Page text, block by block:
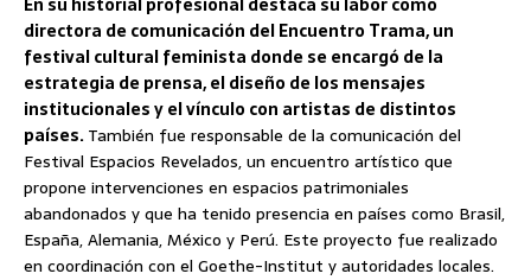
directora de comunicación del Encuentro Trama, un
festival cultural feminista donde se encargó de la
estrategia de prensa, el diseño de los mensajes
institucionales y el vínculo con artistas de distintos
países.También fue responsable de la comunicación del
Festival Espacios Revelados, un encuentro artístico que
propone intervenciones en espacios patrimoniales
abandonados y que ha tenido presencia en países como Brasil,
España, Alemania, México y Perú. Este proyecto fue realizado
en coordinación con el Goethe-Institut y autoridades locales.